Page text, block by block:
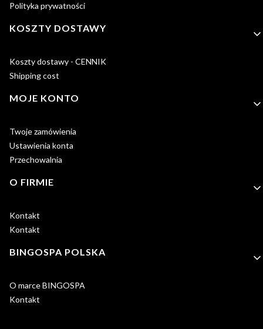
Polityka prywatności
KOSZTY DOSTAWY
Koszty dostawy - CENNIK
Shipping cost
MOJE KONTO
Twoje zamówienia
Ustawienia konta
Przechowalnia
O FIRMIE
Kontakt
Kontakt
BINGOSPA POLSKA
O marce BINGOSPA
Kontakt